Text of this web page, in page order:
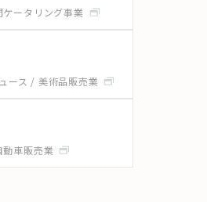
ケータリング事業
ース / 美術品販売業
動車販売業